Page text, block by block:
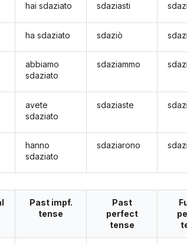
hai sdaziato
ha sdaziato
abbiamo
sdaziato
avete
sdaziato
hanno
sdaziato
sdaziasti
sdaziò
sdaziammo
sdaziaste
sdaziarono
Past impf.
tense
Past
perfect
tense